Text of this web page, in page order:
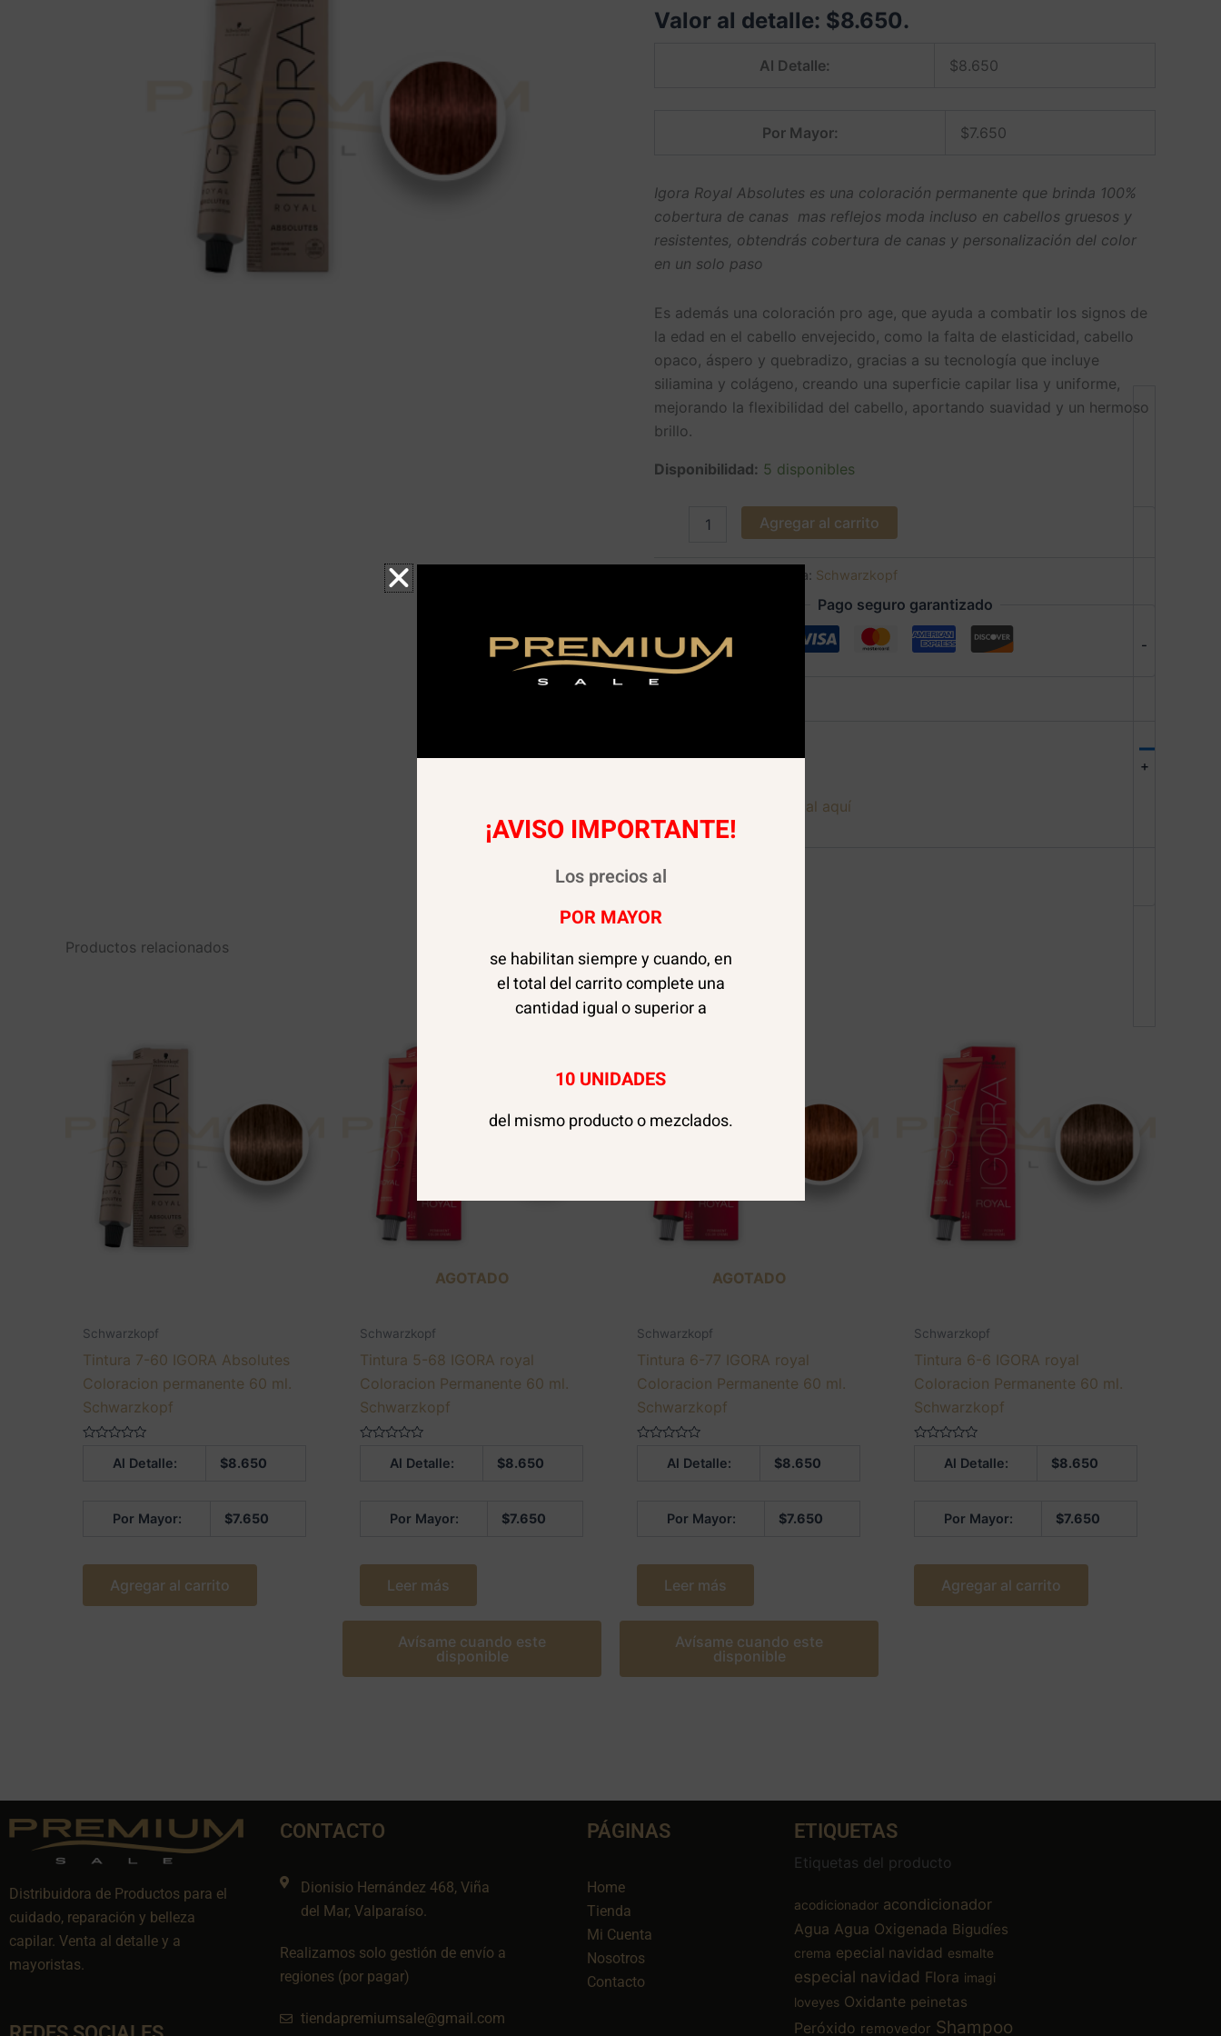
Valor al detalle: $8.650.
Al Detalle: $8.650
Por Mayor: $7.650
Igora Royal Absolutes es una coloración permanente que brinda 100%
cobertura de canas mas reflejos moda incluso en cabellos gruesos y
resistentes, obtendrás cobertura de canas y personalización del color
en un solo paso
Es además una coloración pro age, que ayuda a combatir los signos de
la edad en el cabello envejecido, como la falta de elasticidad, cabello
opaco, áspero y quebradizo, gracias a su tecnología que incluye
siliamina y colágeno, creando una superficie capilar lisa y uniforme,
mejorando la flexibilidad del cabello, aportando suavidad y un hermoso
brillo.
Disponibilidad: 5 disponibles
-
ml.
+
Agregar al carrito
Categoría: Schwarzkopf
Pago seguro garantizado
Descargar Carta Digital aquí
Productos relacionados
Schwarzkopf
Tintura 7-60 IGORA Absolutes
Coloracion permanente 60 ml.
Schwarzkopf
Al Detalle: $8.650
Por Mayor: $7.650
Agregar al carrito
AGOTADO
Schwarzkopf
Tintura 5-68 IGORA royal
Coloracion Permanente 60 ml.
Schwarzkopf
Al Detalle: $8.650
Por Mayor: $7.650
Leer más
Avísame cuando este
disponible
AGOTADO
Schwarzkopf
Tintura 6-77 IGORA royal
Coloracion Permanente 60 ml.
Schwarzkopf
Al Detalle: $8.650
Por Mayor: $7.650
Leer más
Avísame cuando este
disponible
Schwarzkopf
Tintura 6-6 IGORA royal
Coloracion Permanente 60 ml.
Schwarzkopf
Al Detalle: $8.650
Por Mayor: $7.650
Agregar al carrito
Distribuidora de Productos para el
cuidado, reparación y belleza
capilar. Venta al detalle y a
mayoristas.
CONTACTO
Dionisio Hernández 468, Viña
del Mar, Valparaíso.
Realizamos solo gestión de envío a
regiones (por pagar)
tiendapremiumsale@gmail.com
PÁGINAS
Home
Tienda
Mi Cuenta
Nosotros
Contacto
ETIQUETAS
Etiquetas del producto
acodicionador acondicionador
Agua Agua Oxigenada Bigudíes
crema epecial navidad esmalte
especial navidad Flora imagi
loveyes Oxidante peinetas
Peróxido removedor Shampoo
¡AVISO IMPORTANTE!
Los precios al
POR MAYOR
se habilitan siempre y cuando, en
el total del carrito complete una
cantidad igual o superior a
10 UNIDADES
del mismo producto o mezclados.